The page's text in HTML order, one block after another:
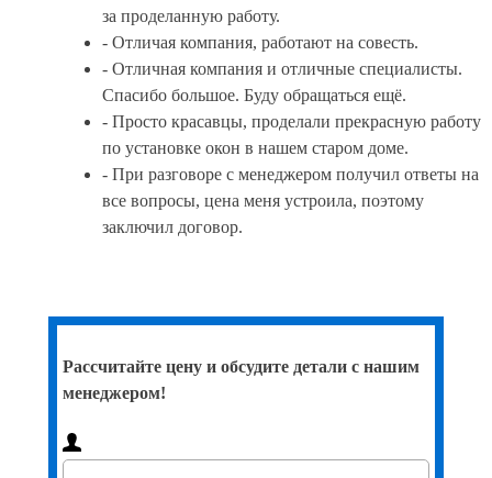
за проделанную работу.
- Отличая компания, работают на совесть.
- Отличная компания и отличные специалисты.
Спасибо большое. Буду обращаться ещё.
- Просто красавцы, проделали прекрасную работу
по установке окон в нашем старом доме.
- При разговоре с менеджером получил ответы на
все вопросы, цена меня устроила, поэтому
заключил договор.
Рассчитайте цену и обсудите детали с нашим
менеджером!